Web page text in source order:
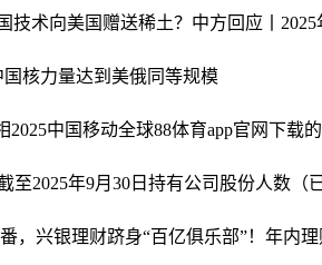
术向美国赠送稀土？中方回应丨2025
核力量达到美俄同等规模
2025中国移动全球88体育app官网下载
至2025年9月30日持有公司股份人数（
，兴银理财跻身“百亿俱乐部”！年内